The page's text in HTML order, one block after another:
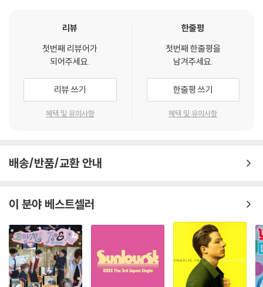
리뷰
첫번째 리뷰어가
되어주세요.
리뷰 쓰기
혜택 및 유의사항
한줄평
첫번째 한줄평을
남겨주세요.
한줄평 쓰기
혜택 및 유의사항
배송/반품/교환 안내
이 분야 베스트셀러